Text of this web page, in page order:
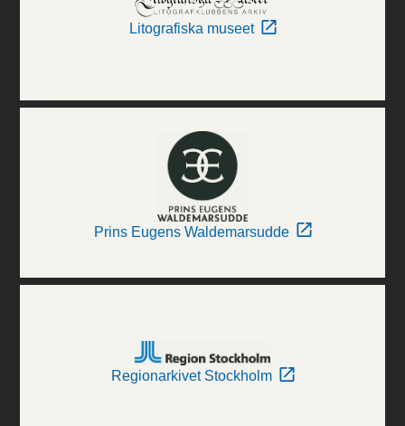
Litografiska museet
Prins Eugens Waldemarsudde
Regionarkivet Stockholm